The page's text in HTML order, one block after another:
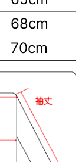
68cm
70cm